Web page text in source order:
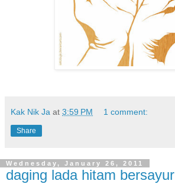
Kak Nik Ja at 3:59 PM 1 comment:
Share
Wednesday, January 26, 2011
daging lada hitam bersayur